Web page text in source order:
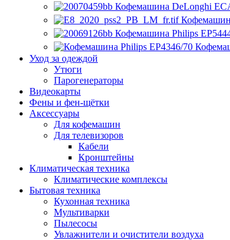
Кофемашина DeLonghi
Кофемашина Philips
Уход за одеждой
Утюги
Парогенераторы
Видеокарты
Фены и фен-щётки
Аксессуары
Для кофемашин
Для телевизоров
Кабели
Кронштейны
Климатическая техника
Климатические комплексы
Бытовая техника
Кухонная техника
Мультиварки
Пылесосы
Увлажнители и очистители воздуха